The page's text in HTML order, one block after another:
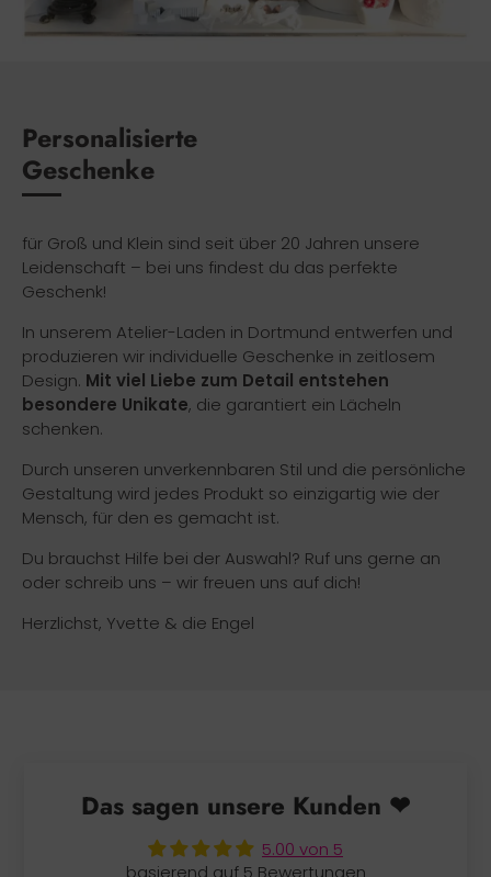
Personalisierte
Geschenke
für Groß und Klein sind seit über 20 Jahren unsere
Leidenschaft – bei uns findest du das perfekte
Geschenk!
In unserem Atelier-Laden in Dortmund entwerfen und
produzieren wir individuelle Geschenke in zeitlosem
Design. Mit viel Liebe zum Detail entstehen
besondere Unikate, die garantiert ein Lächeln
schenken.
Durch unseren unverkennbaren Stil und die persönliche
Gestaltung wird jedes Produkt so einzigartig wie der
Mensch, für den es gemacht ist.
Du brauchst Hilfe bei der Auswahl? Ruf uns gerne an
oder schreib uns – wir freuen uns auf dich!
Herzlichst, Yvette & die Engel
Das sagen unsere Kunden ❤
5.00 von 5